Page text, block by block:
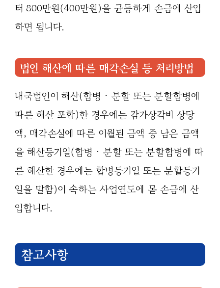
터 800만원(400만원)을 균등하게 손금에 산입
하면 됩니다.
법인 해산에 따른 매각손실 등 처리방법
내국법인이 해산(합병 · 분할 또는 분할합병에
따른 해산 포함)한 경우에는 감가상각비 상당
액, 매각손실에 따른 이월된 금액 중 남은 금액
을 해산등기일(합병 · 분할 또는 분할합병에 따
른 해산한 경우에는 합병등기일 또는 분할등기
일을 말함)이 속하는 사업연도에 몯 손금에 산
입합니다.
참고사항